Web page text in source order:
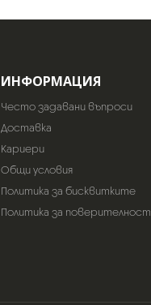
ИНФОРМАЦИЯ
Често задавани въпроси
Доставка
Кариери
Общи условия
Политика за бисквитките
Политика за поверителност